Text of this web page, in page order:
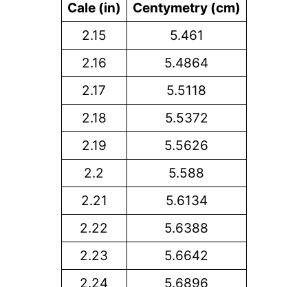
Cale (in)
Centymetry (cm)
2.15
5.461
2.16
5.4864
2.17
5.5118
2.18
5.5372
2.19
5.5626
2.2
5.588
2.21
5.6134
2.22
5.6388
2.23
5.6642
2.24
5.6896